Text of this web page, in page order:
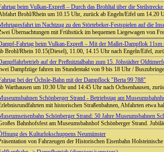
beim Vulkan-Expreß – Durch das Brohltal über die
Brohl/Rhein um 10.15 Uhr, zurück ab Engeln/Eifel um 14.20
im Nachtzug zu den Störtebeker-Festspielen auf die
Übernachtungen mit Frühstück im bequemen Liegewagen von
Fahrtag beim Vulkan-Expreß – Mit der Mallet-Dampflok 11sm
Brohl/Rhein 10.15(Diesel), 11.00, 14.15 Uhr nach Engeln/Eifel,
auf der Preßnitztalbahn zum 15. Jöhstädter
Dampfzüge fahren im Stundentakt von 9 bis 18 Uhr /
bei der Öchsle-Bahn mit der Dampflock "Berta 99 788"
Warthausen um 10:30 Uhr und 14:45 Uhr nach Ochsenhausen,
Schönberger Strand - Betriebstag am
mit historischen Straßenbahnen, Abfahrten etwa
Schönberger Strand: 50 Jahre Museumsbahnen
Bahnhofsfest am Museumsbahnhof Schönberger Strand.
des Kulturlokschuppens Neumünster
von Fahrzeugen der Historischen Eisenbahn